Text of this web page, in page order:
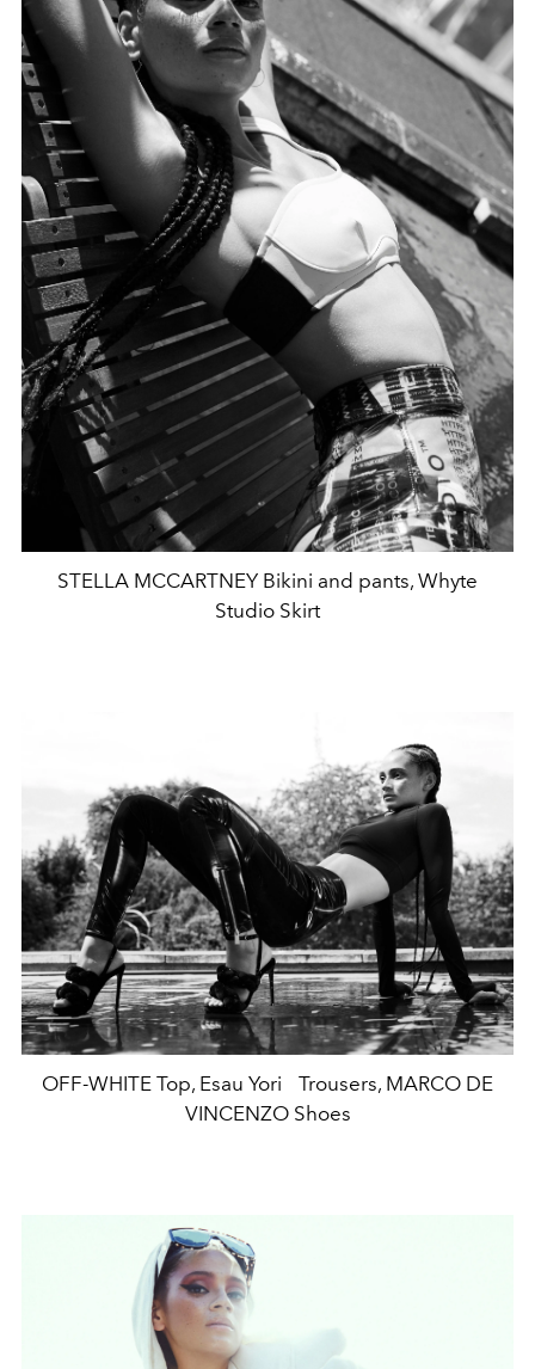
STELLA MCCARTNEY Bikini and pants, Whyte
Studio Skirt
OFF-WHITE Top, Esau Yori Trousers, MARCO DE
VINCENZO Shoes